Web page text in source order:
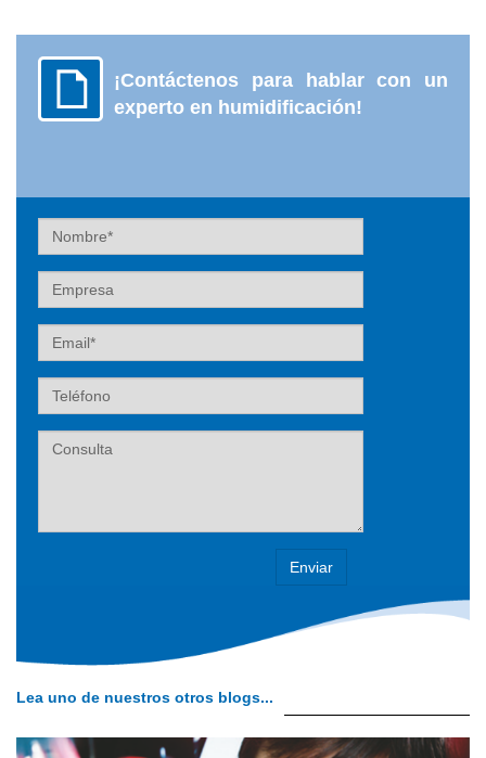
¡Contáctenos para hablar con un
experto en humidificación!
Nombre
Empresa
Email
Teléfono
Label
Lea uno de nuestros otros blogs...